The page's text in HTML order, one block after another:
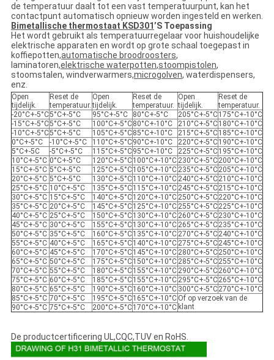
de temperatuur daalt tot een vast temperatuurpunt, kan het
contactpunt automatisch opnieuw worden ingesteld en werken.
Bimetallische thermostaat KSD301’S Toepassing
Het wordt gebruikt als temperatuurregelaar voor huishoudelijke
elektrische apparaten en wordt op grote schaal toegepast in
koffiepotten,automatische broodroosters,
laminatoren,elektrische waterpotten,stoompistolen,
stoomstalen, windverwarmers,microgolven, waterdispensers,
enz.
Open
tijdelijk.
Reset de
temperatuur.
Open
tijdelijk.
Reset de
temperatuur.
Open
tijdelijk.
Reset de
temperatuur.
-20°C+-5°C5°C+-5°C 95°C+-5°C 80°C+-5°C 205°C+-5°C175°C+-10°C
-15°C+-5°C5°C+-5°C 100°C+-5°C80°C+-10°C 210°C+-5°C180°C+-10°C
-10°C+-5°C5°C+-5°C 105°C+-5°C85°C+-10°C 215°C+-5°C185°C+-10°C
0°C+-5°C
-10°C+-5°C 110°C+-5°C90°C+-10°C 220°C+-5°C190°C+-10°C
5°C+-5C
-5°C+-5°C 115°C+-5°C95°C+-10°C 225°C+-5°C195°C+-10°C
10°C+-5°C 0°C+-5°C 120°C+-5°C100°C+-10°C 230°C+-5°C200°C+-10°C
15°C+-5°C 5°C+-5°C 125°C+-5°C105°C+-10°C 235°C+-5°C205°C+-10°C
20°C+-5°C 5°C+-5°C 130°C+-5°C110°C+-10°C 240°C+-5°C210°C+-10°C
25°C+-5°C 10°C+-5°C 135°C+-5°C115°C+-10°C 245°C+-5°C215°C+-10°C
30°C+-5°C 15°C+-5°C 140°C+-5°C120°C+-10°C 250°C+-5°C220°C+-10°C
35°C+-5°C 20°C+-5°C 145°C+-5°C125°C+-10°C 255°C+-5°C225°C+-10°C
40°C+-5°C 25°C+-5°C 150°C+-5°C130°C+-10°C 260°C+-5°C230°C+-10°C
45°C+-5°C 30°C+-5°C 155°C+-5°C130°C+-10°C 265°C+-5°C235°C+-10°C
50°C+-5°C 35°C+-5°C 160°C+-5°C135°C+-10°C 270°C+-5°C240°C+-10°C
55°C+-5°C 40°C+-5°C 165°C+-5°C140°C+-10°C 275°C+-5°C245°C+-10°C
60°C+-5°C 45°C+-5°C 170°C+-5°C145°C+-10°C 280°C+-5°C250°C+-10°C
65°C+-5°C 50°C+-5°C 175°C+-5°C150°C+-10°C 285°C+-5°C255°C+-10°C
70°C+-5°C 55°C+-5°C 180°C+-5°C155°C+-10°C 290°C+-5°C260°C+-10°C
75°C+-5°C 60°C+-5°C 185°C+-5°C155°C+-10°C 295°C+-5°C265°C+-10°C
80°C+-5°C 65°C+-5°C 190°C+-5°C160°C+-10°C 300°C+-5°C270°C+-10°C
85°C+-5°C 70°C+-5°C 195°C+-5°C165°C+-10°C Of op verzoek van de
klant
90°C+-5°C 75°C+-5°C 200°C+-5°C170°C+-10°C
De productcertificering UL,CQC,TUV en RoHS.